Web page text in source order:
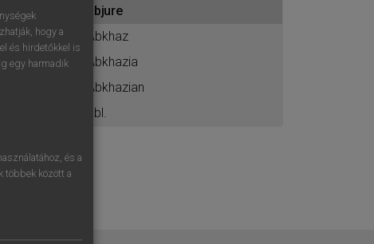
.
abjure
Abkhaz
Abkhazia
Abkhazian
abl.
hogy a
és hirdetőkkel is
egy harmadik
és a
többek között a